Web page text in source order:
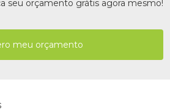
seu orçamento grátis agora mesmo!
meu orçamento